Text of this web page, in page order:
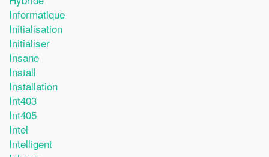
Informatique
Initialisation
Initialiser
Insane
Install
Installation
Int403
Int405
Intel
Intelligent